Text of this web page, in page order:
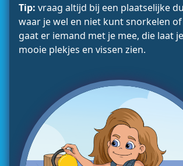
Tip: vraag altijd bij een plaatselijke
waar je wel en niet kunt snorkelen
gaat er iemand met je mee, die laat
mooie plekjes en vissen zien.